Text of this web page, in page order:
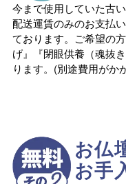
今まで使用していた古
配送運賃のみのお支払
ております。ご希望の
げ』『閉眼供養（魂抜
ります。(別途費用がか
お仏
お手